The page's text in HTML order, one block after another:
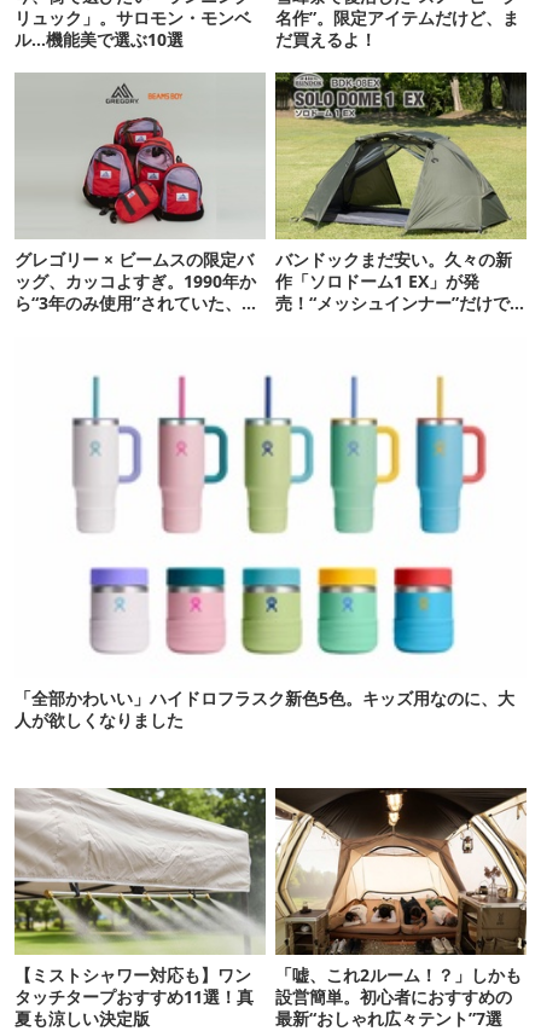
リュック」。サロモン・モンベ
ル…機能美で選ぶ10選
名作”。限定アイテムだけど、ま
だ買えるよ！
グレゴリー × ビームスの限定バ
ッグ、カッコよすぎ。1990年か
ら“3年のみ使用”されていた、紫
バンドックまだ安い。久々の新
作「ソロドーム1 EX」が発
売！“メッシュインナー”だけで
「全部かわいい」ハイドロフラスク新色5色。キッズ用なのに、大
人が欲しくなりました
【ミストシャワー対応も】ワン
タッチタープおすすめ11選！真
夏も涼しい決定版
「嘘、これ2ルーム！？」しかも
設営簡単。初心者におすすめの
最新“おしゃれ広々テント”7選